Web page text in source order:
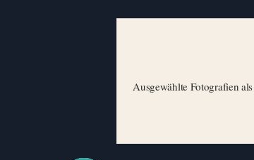
Ausgewählte Fotografien